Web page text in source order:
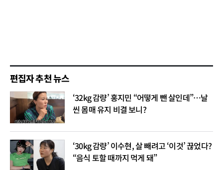
편집자 추천 뉴스
‘32kg 감량’ 홍지민 “어떻게 뺀 살인데”…날
씬 몸매 유지 비결 보니?
‘30kg 감량’ 이수현, 살 빼려고 ‘이것’ 끊었다?
“음식 토할 때까지 먹게 돼”